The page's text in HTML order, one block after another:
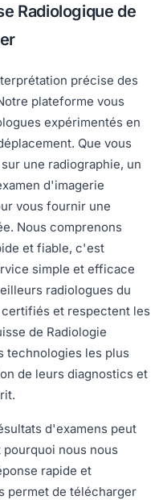
Radiologique de
précise des
plateforme vous
expérimentés en
Que vous
une radiographie, un
d'imagerie
vous fournir une
Nous comprenons
et fiable, c'est
simple et efficace
radiologues du
certifiés et respectent les
de Radiologie
technologies les plus
de leurs diagnostics et
d'examens peut
nous nous
rapide et
permet de télécharger